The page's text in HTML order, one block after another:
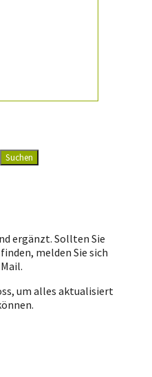
Suchen
ergänzt. Sollten Sie
melden Sie sich
um alles aktualisiert